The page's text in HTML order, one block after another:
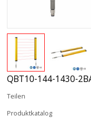
QBT10-144-1430-
Teilen
Produktkatalog